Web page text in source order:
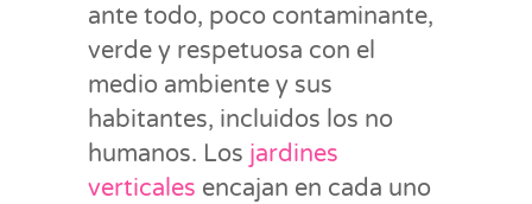
ante todo, poco contaminante,
verde y respetuosa con el
medio ambiente y sus
habitantes, incluidos los no
humanos. Los jardines
verticales encajan en cada uno